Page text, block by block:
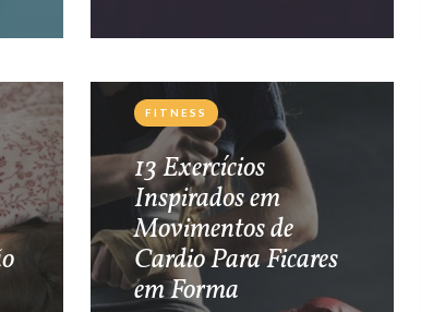
FITNESS
13 Exercícios
Inspirados em
Movimentos de
Cardio Para Ficares
em Forma